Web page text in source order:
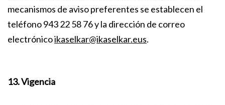
mecanismos de aviso preferentes se establecen el
teléfono 943 22 58 76 y la dirección de correo
electrónicoikaselkar@ikaselkar.eus.
13. Vigencia